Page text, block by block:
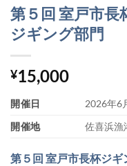
第５回 室戸市長
ジギング部門
¥15,000
開催日
2026年6
開催地
佐喜浜漁
第５回 室戸市長杯ジギ